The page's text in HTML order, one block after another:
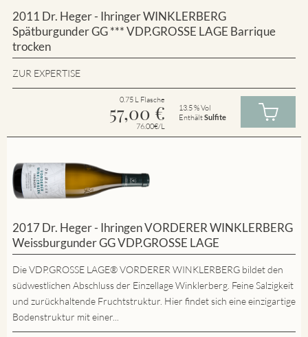
2011 Dr. Heger - Ihringer WINKLERBERG
Spätburgunder GG *** VDP.GROSSE LAGE Barrique
trocken
ZUR EXPERTISE
0.75 L Flasche
57,00 €
76.00€/L
13.5 % Vol
EnthältSulfite
2017 Dr. Heger - Ihringen VORDERER WINKLERBERG
Weissburgunder GG VDP.GROSSE LAGE
Die VDP.GROSSE LAGE® VORDERER WINKLERBERG bildet den
südwestlichen Abschluss der Einzellage Winklerberg. Feine Salzigkeit
und zurückhaltende Fruchtstruktur. Hier findet sich eine einzigartige
Bodenstruktur mit einer...